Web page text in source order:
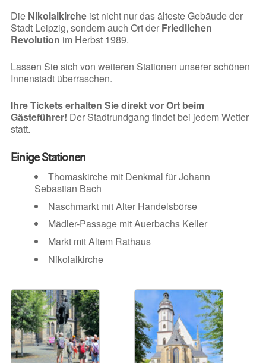
Die Nikolaikircheist nicht nur das älteste Gebäude der
Stadt Leipzig, sondern auch Ort der Friedlichen
Revolution im Herbst 1989.
Lassen Sie sich von weiteren Stationen unserer schönen
Innenstadt überraschen.
Ihre Tickets erhalten Sie direkt vor Ort beim
Gästeführer! Der Stadtrundgang findet bei jedem Wetter
statt.
Einige Stationen
Thomaskirche mit Denkmal für Johann
Sebastian Bach
Naschmarkt mit Alter Handelsbörse
Mädler-Passage mit Auerbachs Keller
Markt mit Altem Rathaus
Nikolaikirche